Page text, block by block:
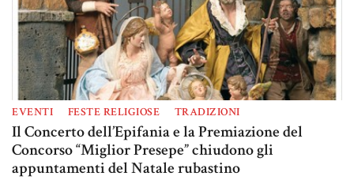
EVENTI FESTE RELIGIOSE TRADIZIONI
Il Concerto dell’Epifania e la Premiazione del
Concorso “Miglior Presepe” chiudono gli
appuntamenti del Natale rubastino